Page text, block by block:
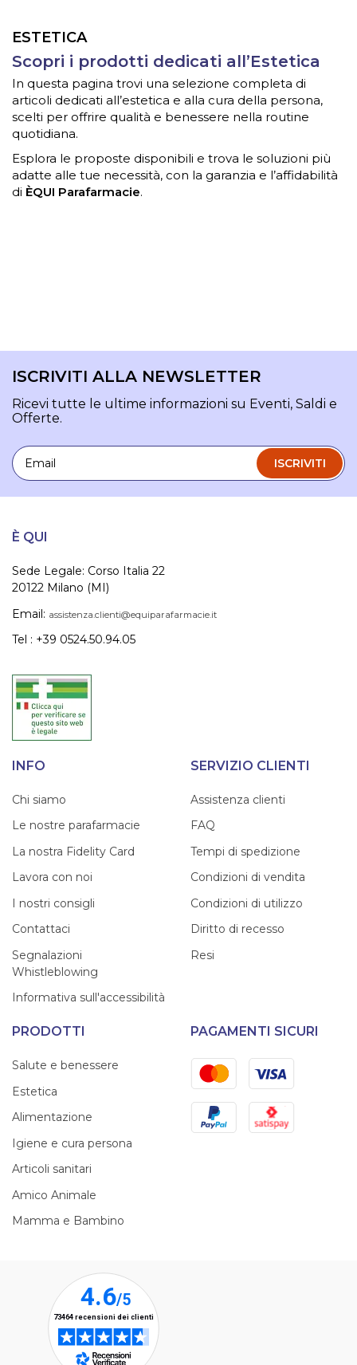
ESTETICA
Scopri i prodotti dedicati all’Estetica
In questa pagina trovi una selezione completa di
articoli dedicati all’estetica e alla cura della persona,
scelti per offrire qualità e benessere nella routine
quotidiana.
Esplora le proposte disponibili e trova le soluzioni più
adatte alle tue necessità, con la garanzia e l’affidabilità
di ÈQUI Parafarmacie.
ISCRIVITI ALLA NEWSLETTER
Ricevi tutte le ultime informazioni su Eventi, Saldi e
Offerte.
Email
ISCRIVITI
È QUI
Sede Legale: Corso Italia 22
20122 Milano (MI)
Email: assistenza.clienti@equiparafarmacie.it
Tel : +39 0524.50.94.05
INFO
Chi siamo
Le nostre parafarmacie
La nostra Fidelity Card
Lavora con noi
I nostri consigli
Contattaci
Segnalazioni
Whistleblowing
Informativa sull'accessibilità
SERVIZIO CLIENTI
Assistenza clienti
FAQ
Tempi di spedizione
Condizioni di vendita
Condizioni di utilizzo
Diritto di recesso
Resi
PRODOTTI
Salute e benessere
Estetica
Alimentazione
Igiene e cura persona
Articoli sanitari
Amico Animale
Mamma e Bambino
PAGAMENTI SICURI
MastercardVisa
PayPal Satispay